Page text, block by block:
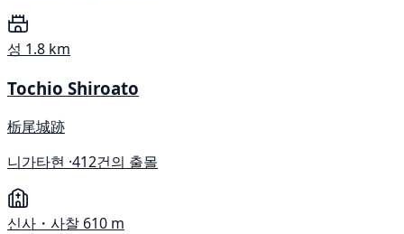
성 1.8 km
Tochio Shiroato
栃尾城跡
니가타현 ·412건의 출몰
신사・사찰 610 m